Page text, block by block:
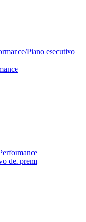
Piano esecutivo
dei premi